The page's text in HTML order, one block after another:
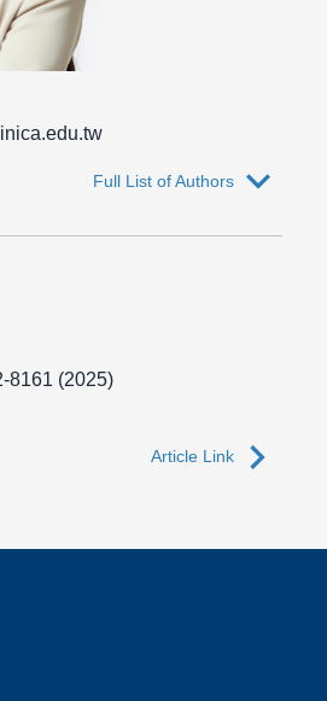
Full List of Authorsexpand_more
8161 (2025)
Article Linknavigate_next